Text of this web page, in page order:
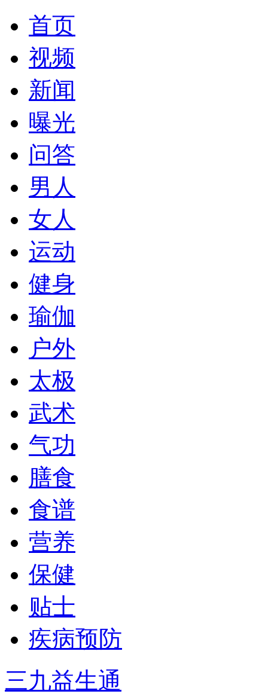
首页
视频
新闻
曝光
问答
男人
女人
运动
健身
瑜伽
户外
太极
武术
气功
膳食
食谱
营养
保健
贴士
疾病预防
三九益生通